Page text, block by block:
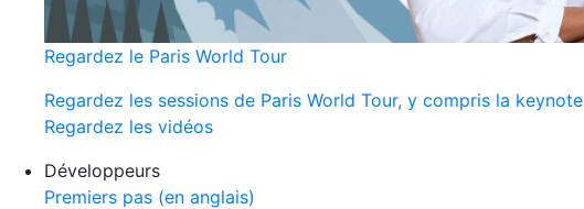
Regardez le Paris World Tour
Regardez les sessions de Paris World Tour, y compris la keynote
Regardez les vidéos
Développeurs
Premiers pas (en anglais)